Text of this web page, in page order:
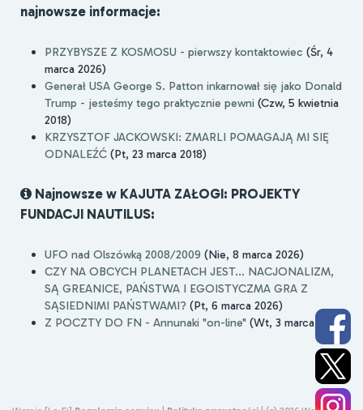
najnowsze informacje:
PRZYBYSZE Z KOSMOSU - pierwszy kontaktowiec (Śr, 4
marca 2026)
Generał USA George S. Patton inkarnował się jako Donald
Trump - jesteśmy tego praktycznie pewni (Czw, 5 kwietnia
2018)
KRZYSZTOF JACKOWSKI: ZMARLI POMAGAJĄ MI SIĘ
ODNALEŹĆ (Pt, 23 marca 2018)
Najnowsze w KAJUTA ZAŁOGI: PROJEKTY
FUNDACJI NAUTILUS:
UFO nad Olszówką 2008/2009 (Nie, 8 marca 2026)
CZY NA OBCYCH PLANETACH JEST... NACJONALIZM,
SĄ GREANICE, PAŃSTWA I EGOISTYCZMA GRA Z
SĄSIEDNIMI PAŃSTWAMI? (Pt, 6 marca 2026)
Z POCZTY DO FN - Annunaki "on-line" (Wt, 3 marca 2026)